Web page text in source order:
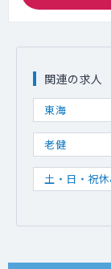
関連の求人
東海
老健
土・日・祝